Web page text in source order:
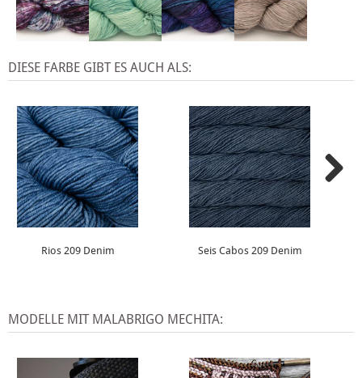
DIESE FARBE GIBT ES AUCH ALS:
Rios 209 Denim Seis Cabos 209 Denim
MODELLE MIT MALABRIGO MECHITA: